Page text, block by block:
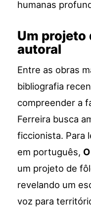
humanas
Um projeto
autoral
Entre as obras
bibliografia
compreender a
Ferreira busca
ficcionista. Para
em português,
um projeto de
revelando um
voz para